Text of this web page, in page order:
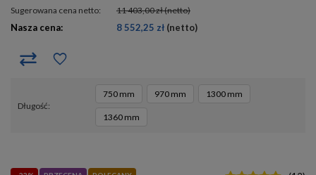
Sugerowana cena netto:
11 403,00 zł(netto)
Nasza cena: 8 552,25 zł (netto)
długość
750 mm 970 mm 1300 mm
1360 mm